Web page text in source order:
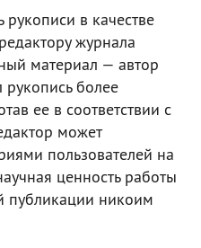
в качестве
журнала
материал — автор
более
ее в соответствии с
может
пользователей на
ценность работы
публикации никоим